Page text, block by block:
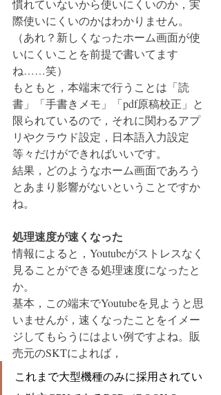
慣れていないから使いにくいのか，実
際使いにくいのかはわかりません。
（あれ？新しくなったホーム画面が使
いにくいことを前提で書いてます
ね……笑）
もともと，本端末で行うことは「読
書」「手書きメモ」「pdf原稿校正」と
限られているので，それに関わるアプ
リやクラウド設定，日本語入力設定
等々だけができればいいです。
結果，どのようなホーム画面であろう
とあまり影響がないということですか
ね。
処理速度が速くなった
情報によると，Youtubeがストレスなく
見ることができる処理速度になったと
か。
基本，この端末でYoutubeを見ようと思
いませんが，速くなったことをイメー
ジしてもらうにはよい例ですよね。販
売元のSKTによれば，
これまで大型機種のみに採用されてい